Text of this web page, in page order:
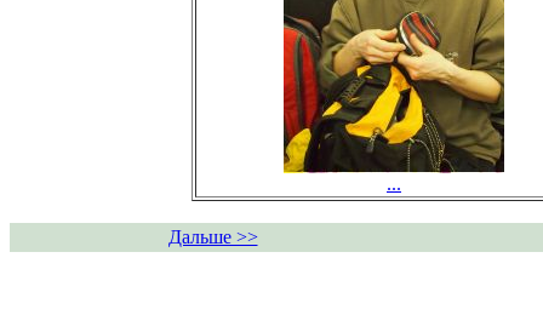
...
Дальше >>